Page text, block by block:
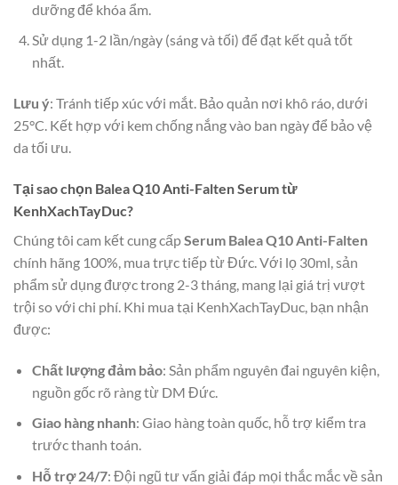
dưỡng để khóa ẩm.
Sử dụng 1-2 lần/ngày (sáng và tối) để đạt kết quả tốt
nhất.
Lưu ý: Tránh tiếp xúc với mắt. Bảo quản nơi khô ráo, dưới
25°C. Kết hợp với kem chống nắng vào ban ngày để bảo vệ
da tối ưu.
Tại sao chọn Balea Q10 Anti-Falten Serum từ
KenhXachTayDuc?
Chúng tôi cam kết cung cấpSerum Balea Q10 Anti-Falten
chính hãng 100%, mua trực tiếp từ Đức. Với lọ 30ml, sản
phẩm sử dụng được trong 2-3 tháng, mang lại giá trị vượt
trội so với chi phí. Khi mua tại KenhXachTayDuc, bạn nhận
được:
Chất lượng đảm bảo: Sản phẩm nguyên đai nguyên kiện,
nguồn gốc rõ ràng từ DM Đức.
Giao hàng nhanh: Giao hàng toàn quốc, hỗ trợ kiểm tra
trước thanh toán.
Hỗ trợ 24/7: Đội ngũ tư vấn giải đáp mọi thắc mắc về sản